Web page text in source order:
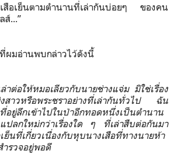
เสือเย็นตามตำนานที่เล่ากันบ่อยๆ ของคน
ส์...”
ผมอ่านพบกล่าวไว้ดังนี้
ล่าต่อให้หมอเลียวกับนายช่างแจ่ม มิใช่เรื่อง
สาวหรือพระชราอย่างที่เล่ากันทั่วไป ฉัน
อยู่ลึกเข้าไปในป่าอีกทอดหนึ่งเป็นตำนาน
ลกใหม่กว่าเรื่องใด ๆ ที่เล่าสืบต่อกันมา
ย็นที่เกี่ยวเนื่องกับหุบนางเสือที่ทางนายห้า
ำรวจอยู่พอดี